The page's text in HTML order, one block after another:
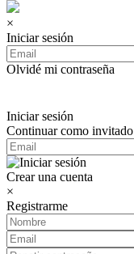
×
Iniciar sesión
Olvidé mi contraseña
Iniciar sesión
Continuar como invitado
Crear una cuenta
×
Registrarme